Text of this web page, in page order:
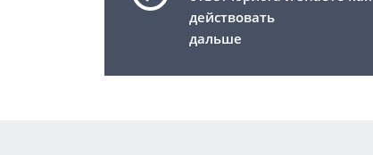
действовать
дальше